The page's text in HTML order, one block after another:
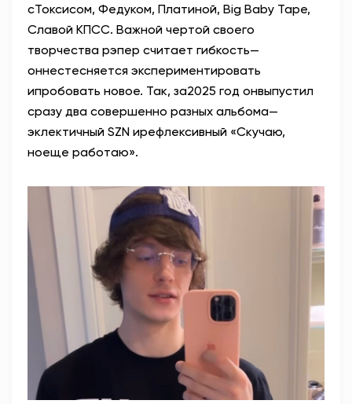
сТоксисом, Федуком, Платиной, Big Baby Tape,
Славой КПСС. Важной чертой своего
творчества рэпер считает гибкость—
оннестесняется экспериментировать
ипробовать новое. Так, за2025 год онвыпустил
сразу два совершенно разных альбома—
эклектичный SZN ирефлексивный «Скучаю,
ноеще работаю».